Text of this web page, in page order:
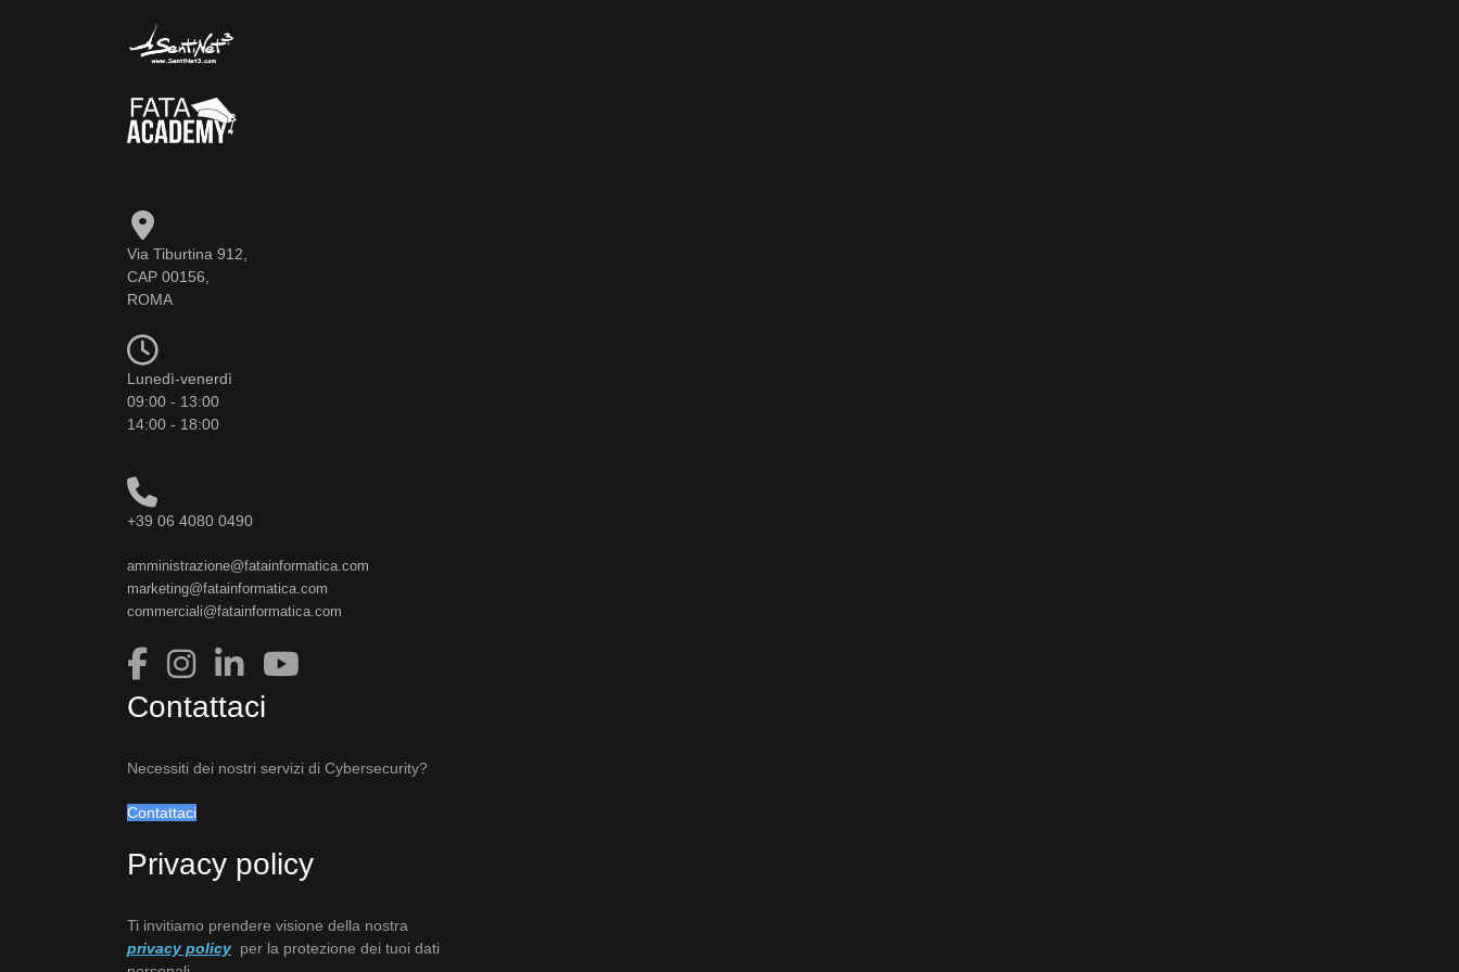
Via Tiburtina 912,
CAP 00156,
ROMA
Lunedì-venerdì
09:00 - 13:00
14:00 - 18:00
+39 06 4080 0490
amministrazione@fatainformatica.com
marketing@fatainformatica.com
commerciali@fatainformatica.com
Contattaci
Necessiti dei nostri servizi di Cybersecurity?
Contattaci
Privacy policy
Ti invitiamo prendere visione della nostra
privacy policy per la protezione dei tuoi dati